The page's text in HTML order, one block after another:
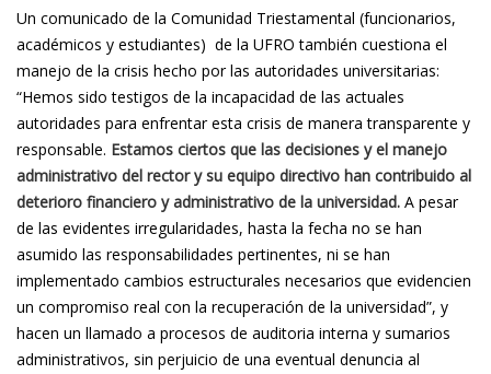
Un comunicado de la Comunidad Triestamental (funcionarios,
académicos y estudiantes) de la UFRO también cuestiona el
manejo de la crisis hecho por las autoridades universitarias:
“Hemos sido testigos de la incapacidad de las actuales
autoridades para enfrentar esta crisis de manera transparente y
responsable. Estamos ciertos que las decisiones y el manejo
administrativo del rector y su equipo directivo han contribuido al
deterioro financiero y administrativo de la universidad. A pesar
de las evidentes irregularidades, hasta la fecha no se han
asumido las responsabilidades pertinentes, ni se han
implementado cambios estructurales necesarios que evidencien
un compromiso real con la recuperación de la universidad”, y
hacen un llamado a procesos de auditoria interna y sumarios
administrativos, sin perjuicio de una eventual denuncia al